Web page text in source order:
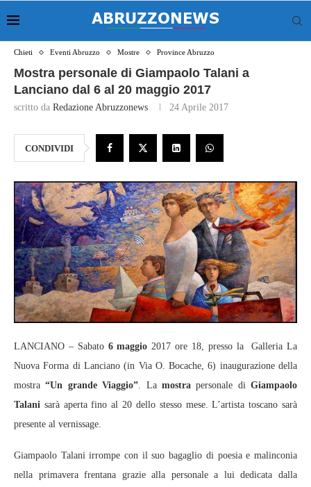
Chieti Eventi Abruzzo Mostre Province Abruzzo
Mostra personale di Giampaolo Talani a
Lanciano dal 6 al 20 maggio 2017
scritto da Redazione Abruzzonews 24 Aprile 2017
CONDIVIDI
LANCIANO – Sabato 6 maggio 2017 ore 18, presso la Galleria La
Nuova Forma di Lanciano (in Via O. Bocache, 6) inaugurazione della
mostra“Un grande Viaggio”. La mostrapersonale di Giampaolo
Talani sarà aperta fino al 20 dello stesso mese. L’artista toscano sarà
presente al vernissage.
Giampaolo Talani irrompe con il suo bagaglio di poesia e malinconia
nella primavera frentana grazie alla personale a lui dedicata dalla